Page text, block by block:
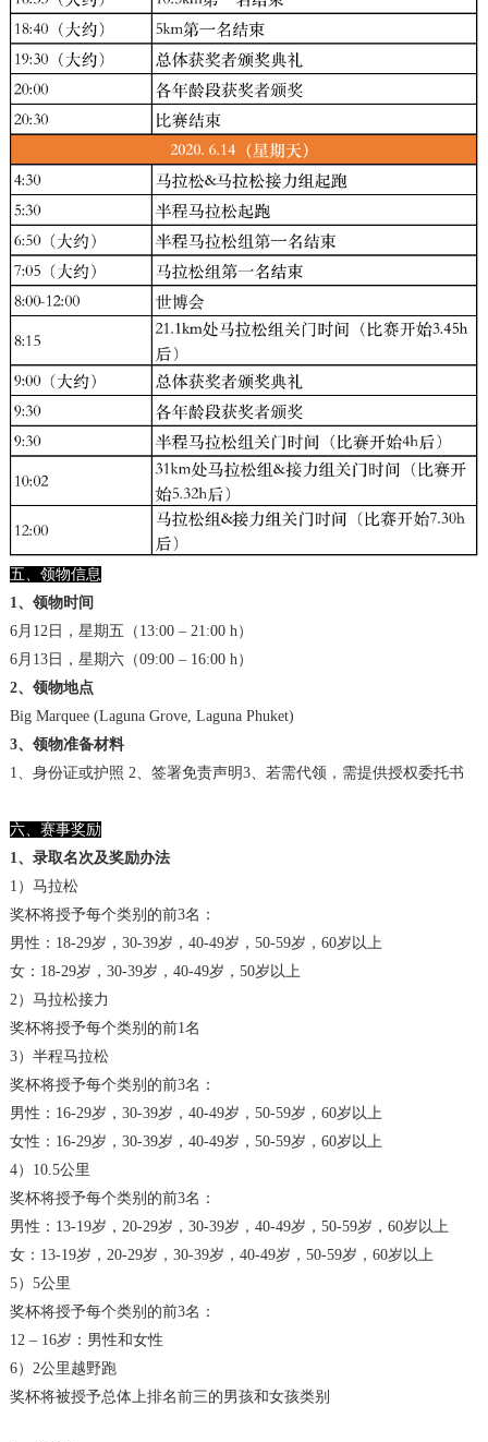
五、领物信息
1、领物时间
6月12日，星期五（13:00 – 21:00 h）
6月13日，星期六（09:00 – 16:00 h）
2、领物地点
Big Marquee (Laguna Grove, Laguna Phuket)
3、领物准备材料
1、身份证或护照 2、签署免责声明3、若需代领，需提供授权委托书
六、赛事奖励
1、录取名次及奖励办法
1）马拉松
奖杯将授予每个类别的前3名：
男性：18-29岁，30-39岁，40-49岁，50-59岁，60岁以上
女：18-29岁，30-39岁，40-49岁，50岁以上
2）马拉松接力
奖杯将授予每个类别的前1名
3）半程马拉松
奖杯将授予每个类别的前3名：
男性：16-29岁，30-39岁，40-49岁，50-59岁，60岁以上
女性：16-29岁，30-39岁，40-49岁，50-59岁，60岁以上
4）10.5公里
奖杯将授予每个类别的前3名：
男性：13-19岁，20-29岁，30-39岁，40-49岁，50-59岁，60岁以上
女：13-19岁，20-29岁，30-39岁，40-49岁，50-59岁，60岁以上
5）5公里
奖杯将授予每个类别的前3名：
12 – 16岁：男性和女性
6）2公里越野跑
奖杯将被授予总体上排名前三的男孩和女孩类别